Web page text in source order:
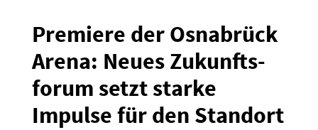
Premiere der Osnabrück
Arena: Neues Zukunfts­
forum setzt starke
Impulse für den Standort